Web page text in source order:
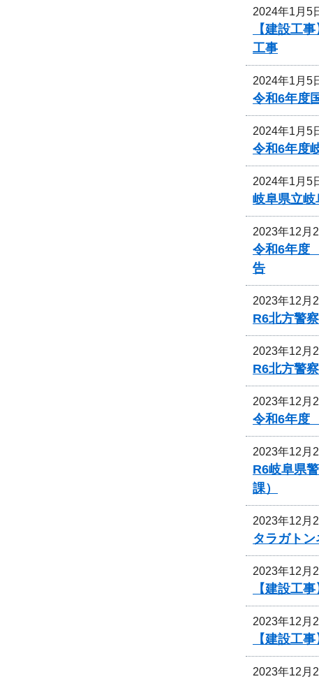
2024年1月5
【建設工
工事
2024年1月5
令和6年度
2024年1月5
令和6年度
2024年1月5
岐阜県立
2023年12月
令和6年度
告
2023年12月
R6北方警
2023年12月
R6北方警
2023年12月
令和6年度
2023年12月
R6岐阜県
課）
2023年12月
タラガト
2023年12月
【建設工
2023年12月
【建設工
2023年12月